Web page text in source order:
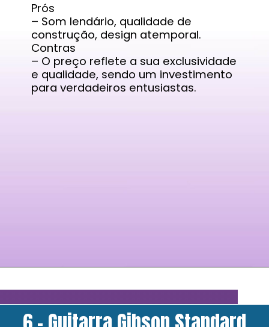
Prós
– Som lendário, qualidade de
construção, design atemporal.
Contras
– O preço reflete a sua exclusividade
e qualidade, sendo um investimento
para verdadeiros entusiastas.